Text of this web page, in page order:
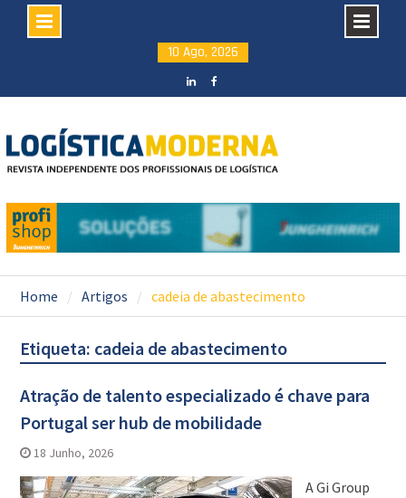
content
10 Ago, 2026
Home Artigos cadeia de abastecimento
Etiqueta: cadeia de abastecimento
Atração de talento especializado é chave para
Portugal ser hub de mobilidade
18 Junho, 2026
A Gi Group